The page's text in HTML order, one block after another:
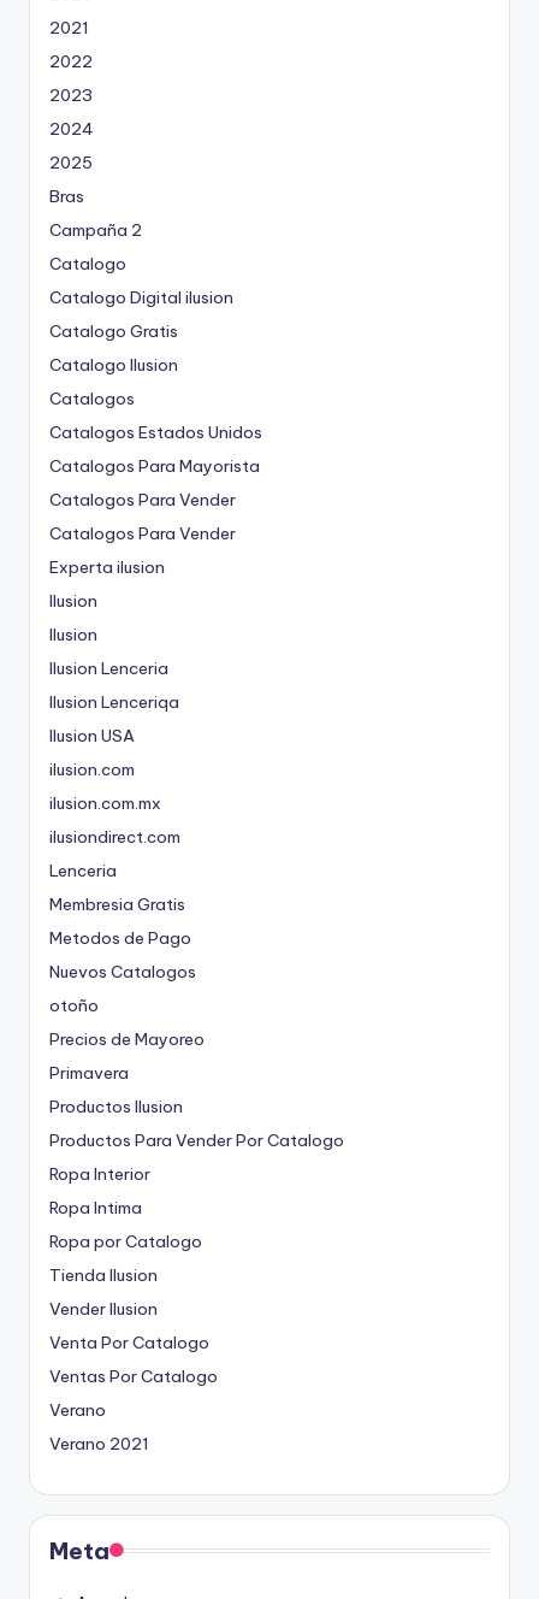
2021
2022
2023
2024
2025
Bras
Campaña 2
Catalogo
Catalogo Digital ilusion
Catalogo Gratis
Catalogo Ilusion
Catalogos
Catalogos Estados Unidos
Catalogos Para Mayorista
Catalogos Para Vender
Catalogos Para Vender
Experta ilusion
Ilusion
Ilusion
Ilusion Lenceria
Ilusion Lenceriqa
Ilusion USA
ilusion.com
ilusion.com.mx
ilusiondirect.com
Lenceria
Membresia Gratis
Metodos de Pago
Nuevos Catalogos
otoño
Precios de Mayoreo
Primavera
Productos Ilusion
Productos Para Vender Por Catalogo
Ropa Interior
Ropa Intima
Ropa por Catalogo
Tienda Ilusion
Vender Ilusion
Venta Por Catalogo
Ventas Por Catalogo
Verano
Verano 2021
Meta